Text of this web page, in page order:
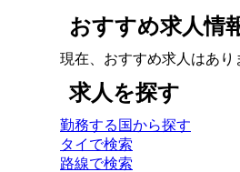
おすすめ求人情
現在、おすすめ求人はあり
求人を探す
勤務する国から探す
タイで検索
路線で検索